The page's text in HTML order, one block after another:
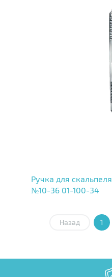
Ручка для
№10-36 01-100-34
Назад 1